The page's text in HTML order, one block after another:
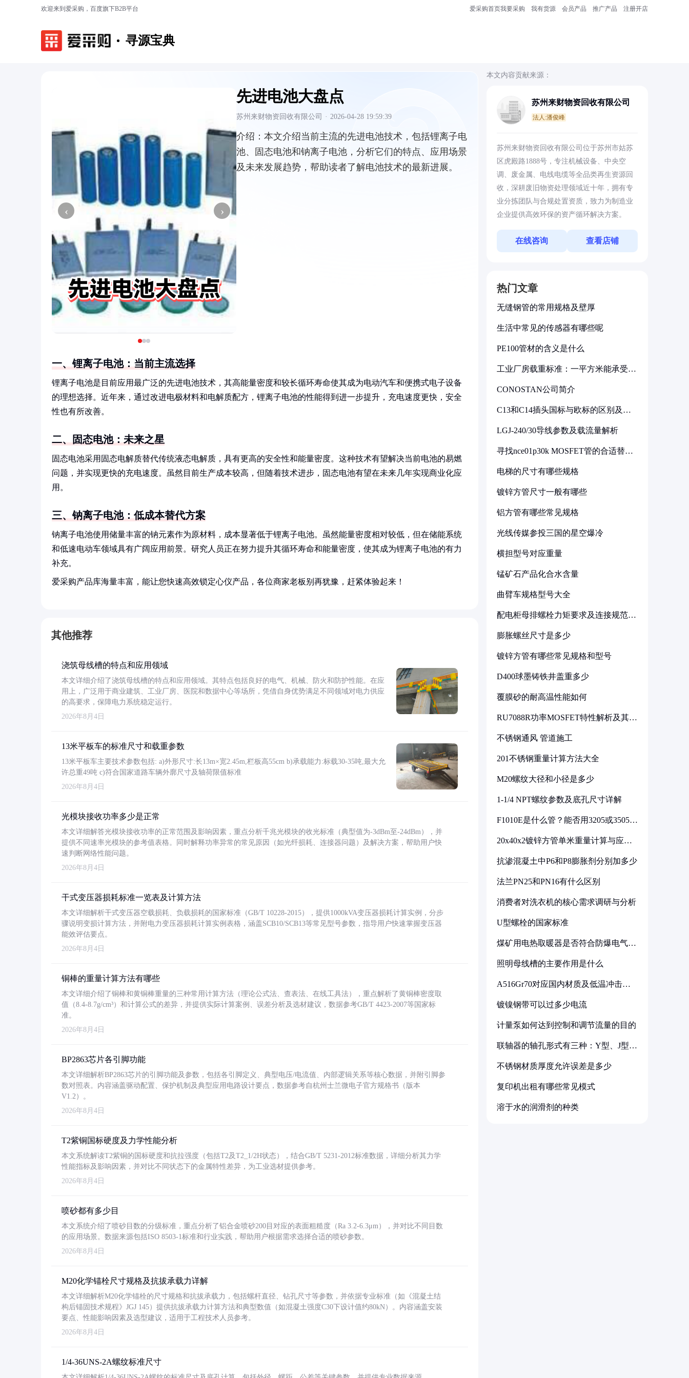
欢迎来到爱采购，百度旗下B2B平台 爱采购首页我要采购 我有货源 会员产品 推广产品 注册开店
寻源宝典
‹ ›
先进电池大盘点
苏州来财物资回收有限公司 · 2026-04-28 19:59:39
介绍： 本文介绍当前主流的先进电池技术，包括锂离子电
池、固态电池和钠离子电池，分析它们的特点、应用场景
及未来发展趋势，帮助读者了解电池技术的最新进展。
一、锂离子电池：当前主流选择
锂离子电池是目前应用最广泛的先进电池技术，其高能量密度和较长循环寿命使其成为电动汽车和便携式电子设备
的理想选择。近年来，通过改进电极材料和电解质配方，锂离子电池的性能得到进一步提升，充电速度更快，安全
性也有所改善。
二、固态电池：未来之星
固态电池采用固态电解质替代传统液态电解质，具有更高的安全性和能量密度。这种技术有望解决当前电池的易燃
问题，并实现更快的充电速度。虽然目前生产成本较高，但随着技术进步，固态电池有望在未来几年实现商业化应
用。
三、钠离子电池：低成本替代方案
钠离子电池使用储量丰富的钠元素作为原材料，成本显著低于锂离子电池。虽然能量密度相对较低，但在储能系统
和低速电动车领域具有广阔应用前景。研究人员正在努力提升其循环寿命和能量密度，使其成为锂离子电池的有力
补充。
爱采购产品库海量丰富，能让您快速高效锁定心仪产品，各位商家老板别再犹豫，赶紧体验起来！
其他推荐
浇筑母线槽的特点和应用领域
本文详细介绍了浇筑母线槽的特点和应用领域。其特点包括良好的电气、机械、防火和防护性能。在应
用上，广泛用于商业建筑、工业厂房、医院和数据中心等场所，凭借自身优势满足不同领域对电力供应
的高要求，保障电力系统稳定运行。
2026年8月4日
13米平板车的标准尺寸和载重参数
13米平板车主要技术参数包括: a)外形尺寸:长13m×宽2.45m,栏板高55cm b)承载能力:标载30-35吨,最大允
许总重49吨 c)符合国家道路车辆外廓尺寸及轴荷限值标准
2026年8月4日
光模块接收功率多少是正常
本文详细解答光模块接收功率的正常范围及影响因素，重点分析千兆光模块的收光标准（典型值为-3dBm至-24dBm），并
提供不同速率光模块的参考值表格。同时解释功率异常的常见原因（如光纤损耗、连接器问题）及解决方案，帮助用户快
速判断网络性能问题。
2026年8月4日
干式变压器损耗标准一览表及计算方法
本文详细解析干式变压器空载损耗、负载损耗的国家标准（GB/T 10228-2015），提供1000kVA变压器损耗计算实例，分步
骤说明变损计算方法，并附电力变压器损耗计算实例表格，涵盖SCB10/SCB13等常见型号参数，指导用户快速掌握变压器
能效评估要点。
2026年8月4日
铜棒的重量计算方法有哪些
本文详细介绍了铜棒和黄铜棒重量的三种常用计算方法（理论公式法、查表法、在线工具法），重点解析了黄铜棒密度取
值（8.4-8.7g/cm³）和计算公式的差异，并提供实际计算案例、误差分析及选材建议，数据参考GB/T 4423-2007等国家标
准。
2026年8月4日
BP2863芯片各引脚功能
本文详细解析BP2863芯片的引脚功能及参数，包括各引脚定义、典型电压/电流值、内部逻辑关系等核心数据，并附引脚参
数对照表。内容涵盖驱动配置、保护机制及典型应用电路设计要点，数据参考自杭州士兰微电子官方规格书（版本
V1.2）。
2026年8月4日
T2紫铜国标硬度及力学性能分析
本文系统解读T2紫铜的国标硬度和抗拉强度（包括T2及T2_1/2H状态），结合GB/T 5231-2012标准数据，详细分析其力学
性能指标及影响因素，并对比不同状态下的金属特性差异，为工业选材提供参考。
2026年8月4日
喷砂都有多少目
本文系统介绍了喷砂目数的分级标准，重点分析了铝合金喷砂200目对应的表面粗糙度（Ra 3.2-6.3μm），并对比不同目数
的应用场景。数据来源包括ISO 8503-1标准和行业实践，帮助用户根据需求选择合适的喷砂参数。
2026年8月4日
M20化学锚栓尺寸规格及抗拔承载力详解
本文详细解析M20化学锚栓的尺寸规格和抗拔承载力，包括螺杆直径、钻孔尺寸等参数，并依据专业标准（如《混凝土结
构后锚固技术规程》JGJ 145）提供抗拔承载力计算方法和典型数值（如混凝土强度C30下设计值约80kN）。内容涵盖安装
要点、性能影响因素及选型建议，适用于工程技术人员参考。
2026年8月4日
1/4-36UNS-2A螺纹标准尺寸
本文内容贡献来源：
苏州来财物资回收有限公司
法人:潘俊峰
苏州来财物资回收有限公司位于苏州市姑苏
区虎殿路1888号，专注机械设备、中央空
调、废金属、电线电缆等全品类再生资源回
收，深耕废旧物资处理领域近十年，拥有专
业分拣团队与合规处置资质，致力为制造业
企业提供高效环保的资产循环解决方案。
在线咨询 查看店铺
热门文章
无缝钢管的常用规格及壁厚
生活中常见的传感器有哪些呢
PE100管材的含义是什么
工业厂房载重标准：一平方米能承受多
CONOSTAN公司简介
C13和C14插头国标与欧标的区别及其
LGJ-240/30导线参数及载流量解析
寻找nce01p30k MOSFET管的合适替代
电梯的尺寸有哪些规格
镀锌方管尺寸一般有哪些
铝方管有哪些常见规格
光线传媒参投三国的星空爆冷
横担型号对应重量
锰矿石产品化合水含量
曲臂车规格型号大全
配电柜母排螺栓力矩要求及连接规范详
膨胀螺丝尺寸是多少
镀锌方管有哪些常见规格和型号
D400球墨铸铁井盖重多少
覆膜砂的耐高温性能如何
RU7088R功率MOSFET特性解析及其在
不锈钢通风 管道施工
201不锈钢重量计算方法大全
M20螺纹大径和小径是多少
1-1/4 NPT螺纹参数及底孔尺寸详解
F1010E是什么管？能否用3205或3505代
20x40x2镀锌方管单米重量计算与应用
抗渗混凝土中P6和P8膨胀剂分别加多少
法兰PN25和PN16有什么区别
消费者对洗衣机的核心需求调研与分析
U型螺栓的国家标准
煤矿用电热取暖器是否符合防爆电气设
照明母线槽的主要作用是什么
A516Gr70对应国内材质及低温冲击要
镀镍钢带可以过多少电流
计量泵如何达到控制和调节流量的目的
联轴器的轴孔形式有三种：Y型、J型、
不锈钢材质厚度允许误差是多少
复印机出租有哪些常见模式
溶于水的润滑剂的种类